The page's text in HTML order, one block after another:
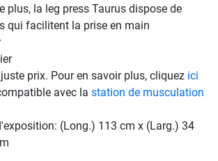
plus, la leg press Taurus dispose de
qui facilitent la prise en main
prix. Pour en savoir plus, cliquez ici
avec la station de musculation
(Long.) 113 cm x (Larg.) 34